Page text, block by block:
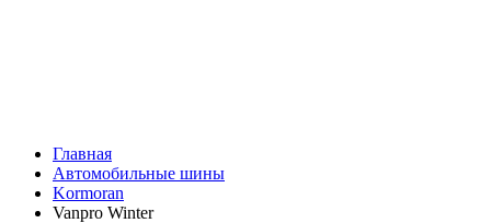
Главная
Автомобильные шины
Kormoran
Vanpro Winter